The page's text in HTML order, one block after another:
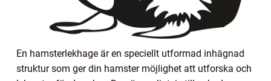
En hamsterlekhage är en speciellt utformad inhägnad
struktur som ger din hamster möjlighet att utforska och